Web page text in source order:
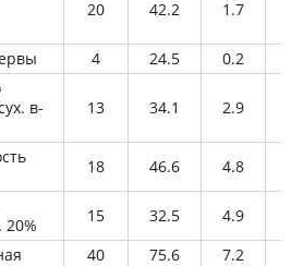
20 42.2 1.7
4 24.5 0.2
в-
13 34.1 2.9
18 46.6 4.8
15 32.5 4.9
40 75.6 7.2